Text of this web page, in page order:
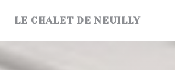
LE CHALET DE NEUILLY